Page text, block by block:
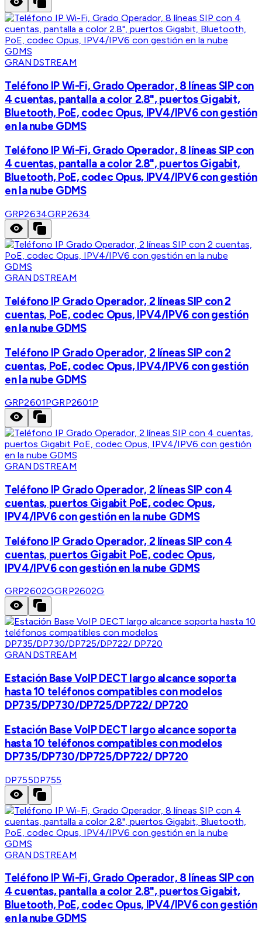
GRANDSTREAM
Teléfono IP Wi-Fi, Grado Operador, 8 líneas SIP con
4 cuentas, pantalla a color 2.8", puertos Gigabit,
Bluetooth, PoE, codec Opus, IPV4/IPV6 con gestión
en la nube GDMS
Teléfono IP Wi-Fi, Grado Operador, 8 líneas SIP con
4 cuentas, pantalla a color 2.8", puertos Gigabit,
Bluetooth, PoE, codec Opus, IPV4/IPV6 con gestión
en la nube GDMS
GRP2634GRP2634
GRANDSTREAM
Teléfono IP Grado Operador, 2 líneas SIP con 2
cuentas, PoE, codec Opus, IPV4/IPV6 con gestión
en la nube GDMS
Teléfono IP Grado Operador, 2 líneas SIP con 2
cuentas, PoE, codec Opus, IPV4/IPV6 con gestión
en la nube GDMS
GRP2601PGRP2601P
GRANDSTREAM
Teléfono IP Grado Operador, 2 líneas SIP con 4
cuentas, puertos Gigabit PoE, codec Opus,
IPV4/IPV6 con gestión en la nube GDMS
Teléfono IP Grado Operador, 2 líneas SIP con 4
cuentas, puertos Gigabit PoE, codec Opus,
IPV4/IPV6 con gestión en la nube GDMS
GRP2602GGRP2602G
GRANDSTREAM
Estación Base VoIP DECT largo alcance soporta
hasta 10 teléfonos compatibles con modelos
DP735/DP730/DP725/DP722/ DP720
Estación Base VoIP DECT largo alcance soporta
hasta 10 teléfonos compatibles con modelos
DP735/DP730/DP725/DP722/ DP720
DP755DP755
GRANDSTREAM
Teléfono IP Wi-Fi, Grado Operador, 8 líneas SIP con
4 cuentas, pantalla a color 2.8", puertos Gigabit,
Bluetooth, PoE, codec Opus, IPV4/IPV6 con gestión
en la nube GDMS